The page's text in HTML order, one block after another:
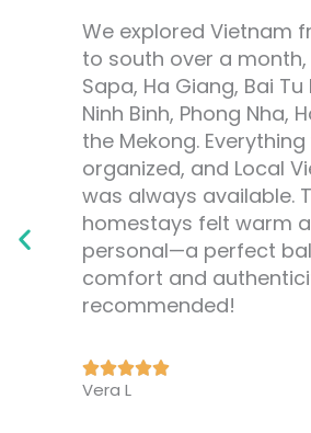
We explored Vietnam
to south over a
Sapa, Ha Giang, Bai Tu
Ninh Binh, Phong Nha,
the Mekong.
organized, and Local
was always available.
homestays felt warm
personal—a perfect
comfort and
recommended!
Vera L